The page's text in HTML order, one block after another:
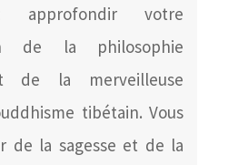
approfondir votre
de la philosophie
de la merveilleuse
tibétain. Vous
de la sagesse et de la